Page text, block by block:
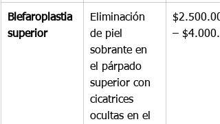
Blefaroplastia
superior
Eliminación
de piel
sobrante en
el párpado
superior con
cicatrices
ocultas en el
–